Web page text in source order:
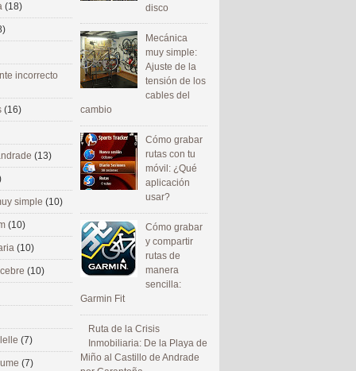
disco
Mecánica
muy simple:
Ajuste de la
tensión de los
cables del
cambio
Cómo grabar
rutas con tu
móvil: ¿Qué
aplicación
usar?
Cómo grabar
y compartir
rutas de
manera
sencilla:
Garmin Fit
Ruta de la Crisis
Inmobiliaria: De la Playa de
Miño al Castillo de Andrade
(18)
incorrecto
(16)
(13)
simple (10)
(10)
(10)
(10)
(7)
(7)